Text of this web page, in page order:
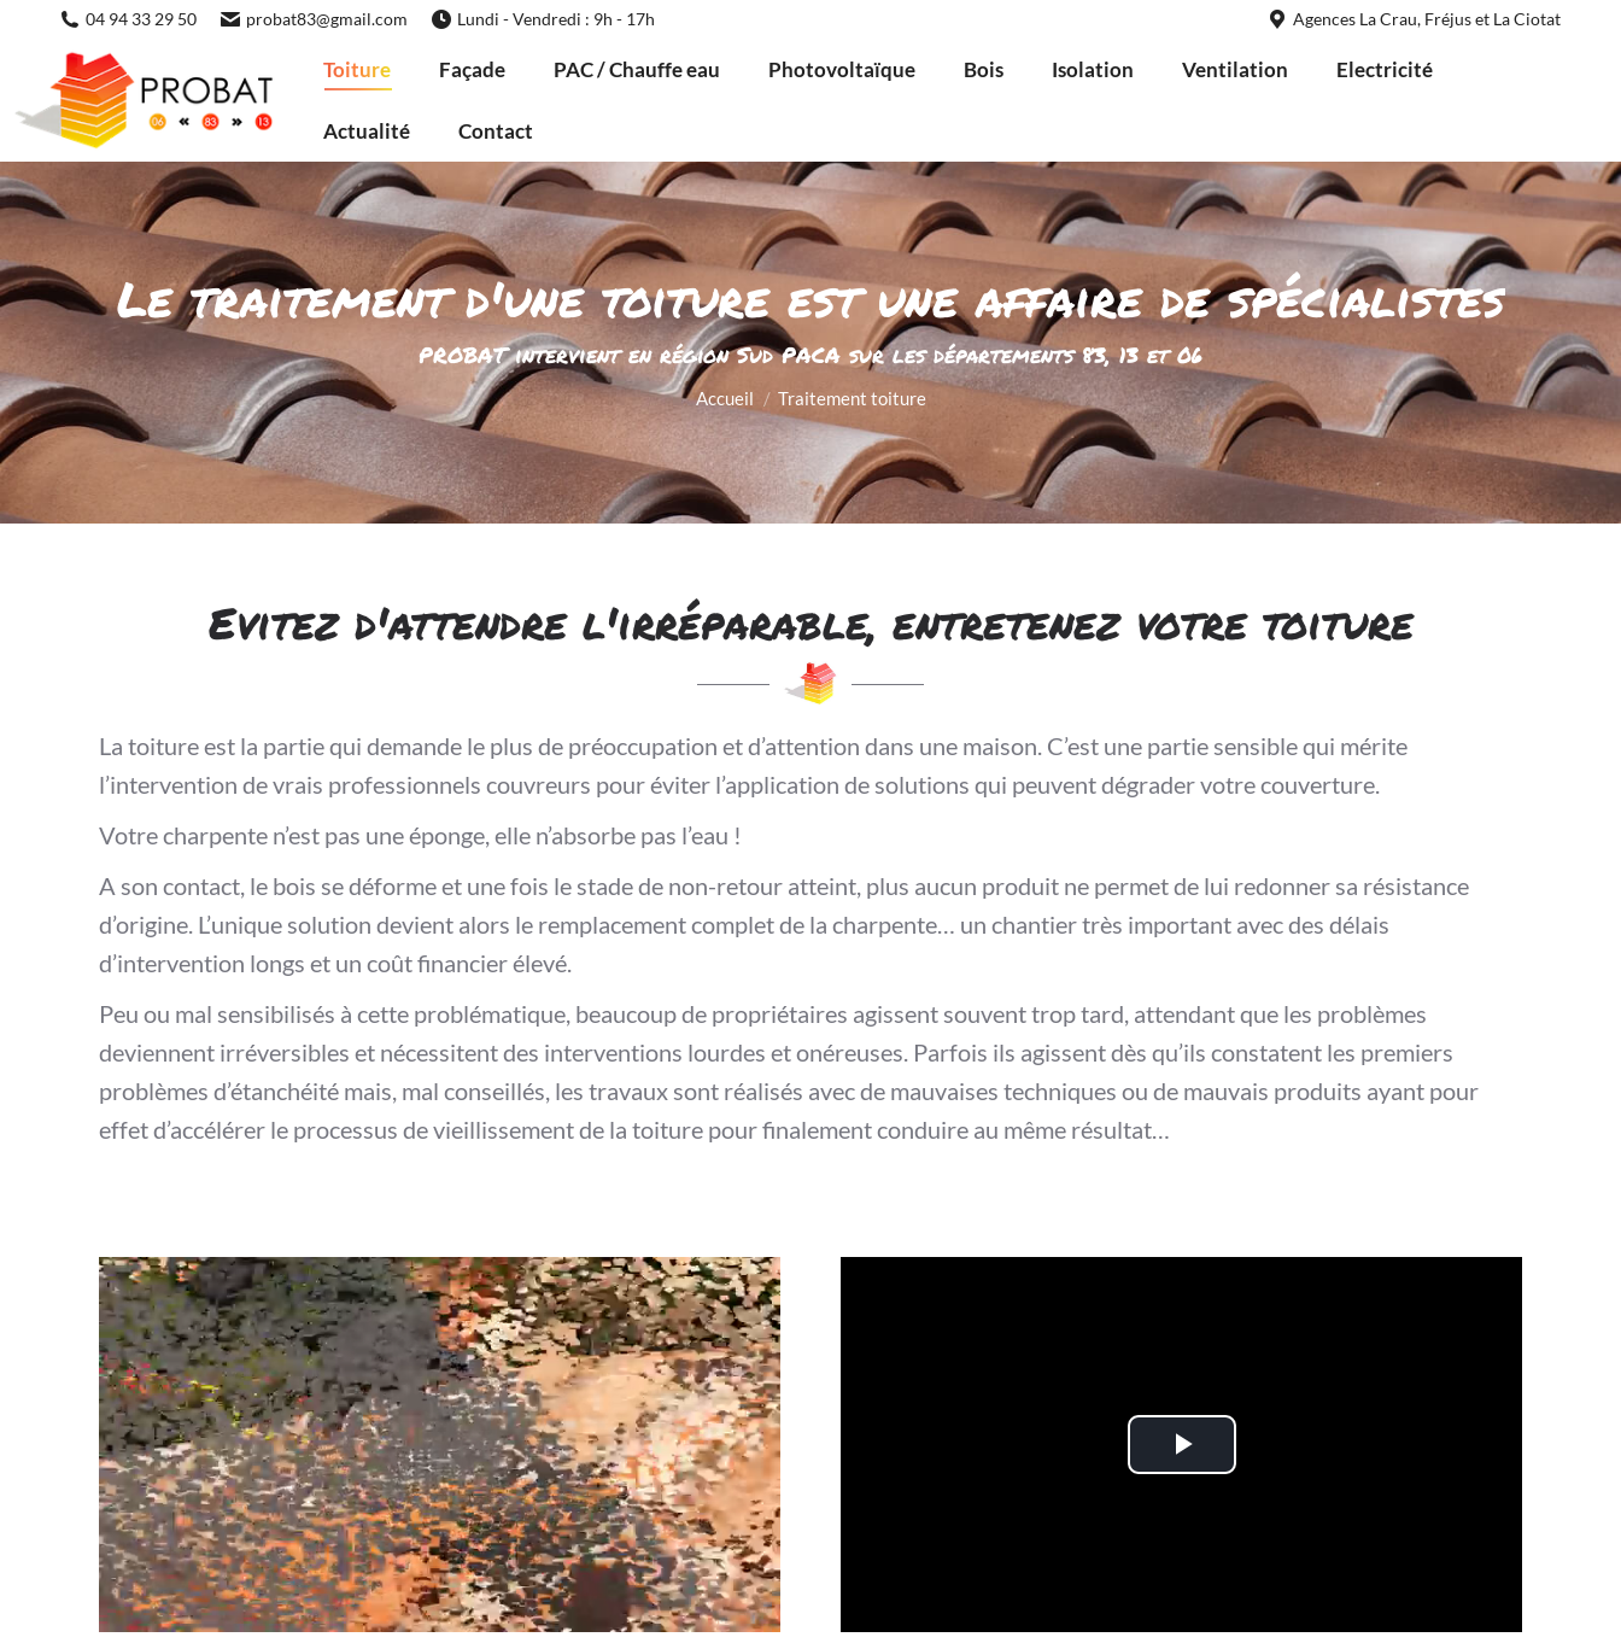
04 94 33 29 50 probat83@gmail.com Lundi - Vendredi : 9h - 17h Agences La Crau, Fréjus et La Ciotat
Toiture Façade PAC / Chauffe eau Photovoltaïque Bois Isolation Ventilation Electricité
Actualité Contact
Le traitement d'une toiture est une affaire de spécialistes
PROBAT intervient en région Sud PACA sur les départements 83, 13 et 06
Vous êtes ici :
Accueil Traitement toiture
Evitez d'attendre l'irréparable, entretenez votre toiture
La toiture est la partie qui demande le plus de préoccupation et d’attention dans une maison. C’est une partie sensible qui mérite
l’intervention de vrais professionnels couvreurs pour éviter l’application de solutions qui peuvent dégrader votre couverture.
Votre charpente n’est pas une éponge, elle n’absorbe pas l’eau !
A son contact, le bois se déforme et une fois le stade de non-retour atteint, plus aucun produit ne permet de lui redonner sa résistance
d’origine. L’unique solution devient alors le remplacement complet de la charpente… un chantier très important avec des délais
d’intervention longs et un coût financier élevé.
Peu ou mal sensibilisés à cette problématique, beaucoup de propriétaires agissent souvent trop tard, attendant que les problèmes
deviennent irréversibles et nécessitent des interventions lourdes et onéreuses. Parfois ils agissent dès qu’ils constatent les premiers
problèmes d’étanchéité mais, mal conseillés, les travaux sont réalisés avec de mauvaises techniques ou de mauvais produits ayant pour
effet d’accélérer le processus de vieillissement de la toiture pour finalement conduire au même résultat…
Unmute Loaded :
72.16%
Play